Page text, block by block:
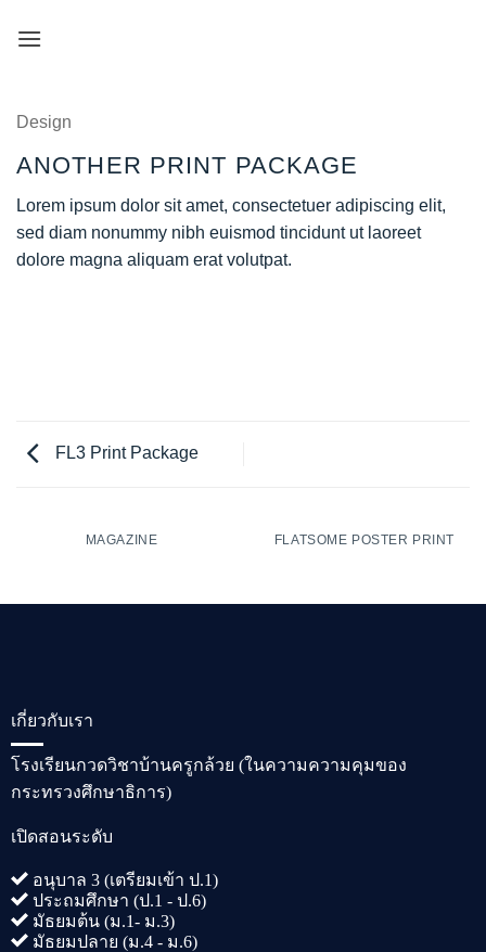
Design
ANOTHER PRINT PACKAGE
Lorem ipsum dolor sit amet, consectetuer adipiscing elit,
sed diam nonummy nibh euismod tincidunt ut laoreet
dolore magna aliquam erat volutpat.
FL3 Print Package
MAGAZINE FLATSOME POSTER PRINT
เกี่ยวกับเรา
โรงเรียนกวดวิชาบ้านครูกล้วย (ในความความคุมของ
กระทรวงศึกษาธิการ)
เปิดสอนระดับ
อนุบาล 3 (เตรียมเข้า ป.1)
ประถมศึกษา (ป.1 - ป.6)
มัธยมต้น (ม.1- ม.3)
มัธยมปลาย (ม.4 - ม.6)